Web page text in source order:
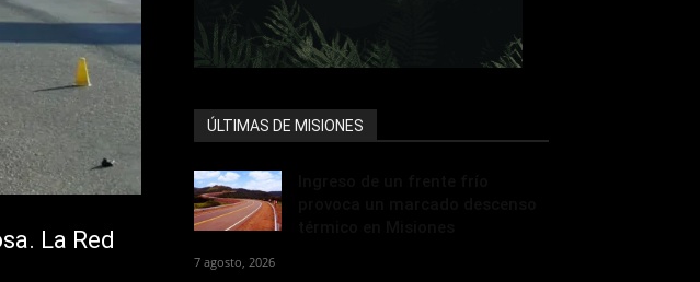
La Red
ÚLTIMAS DE MISIONES
7 agosto, 2026